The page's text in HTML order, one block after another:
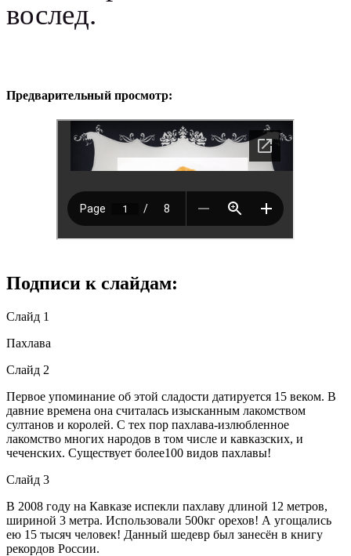
вослед.
Предварительный просмотр:
Подписи к слайдам:
Слайд 1
Пахлава
Слайд 2
Первое упоминание об этой сладости датируется 15 веком. В
давние времена она считалась изысканным лакомством
султанов и королей. С тех пор пахлава-излюбленное
лакомство многих народов в том числе и кавказских, и
чеченских. Существует более100 видов пахлавы!
Слайд 3
В 2008 году на Кавказе испекли пахлаву длиной 12 метров,
шириной 3 метра. Использовали 500кг орехов! А угощались
ею 15 тысяч человек! Данный шедевр был занесён в книгу
рекордов России.